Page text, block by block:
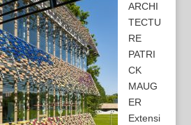
ARCHI
TECTU
RE
PATRI
CK
MAUG
ER
Extensi